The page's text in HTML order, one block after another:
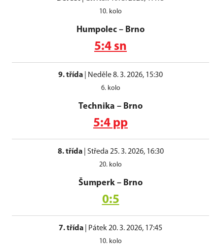
10. kolo
Humpolec – Brno
5:4 sn
9. třída Neděle 8. 3. 2026, 15:30
6. kolo
Technika – Brno
5:4 pp
8. třída| Středa 25. 3. 2026, 16:30
20. kolo
Šumperk – Brno
0:5
7. třída Pátek 20. 3. 2026, 17:45
10. kolo